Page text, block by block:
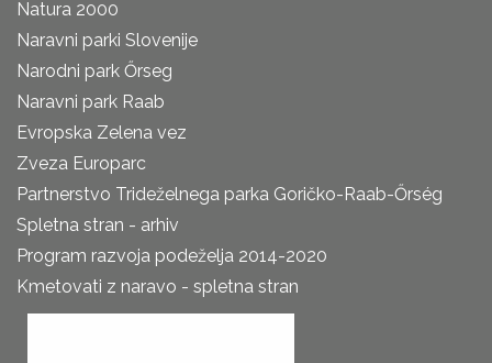
Natura 2000
Naravni parki Slovenije
Narodni park Őrseg
Naravni park Raab
Evropska Zelena vez
Zveza Europarc
Partnerstvo Trideželnega parka Goričko-Raab-Őrség
Spletna stran - arhiv
Program razvoja podeželja 2014-2020
Kmetovati z naravo - spletna stran